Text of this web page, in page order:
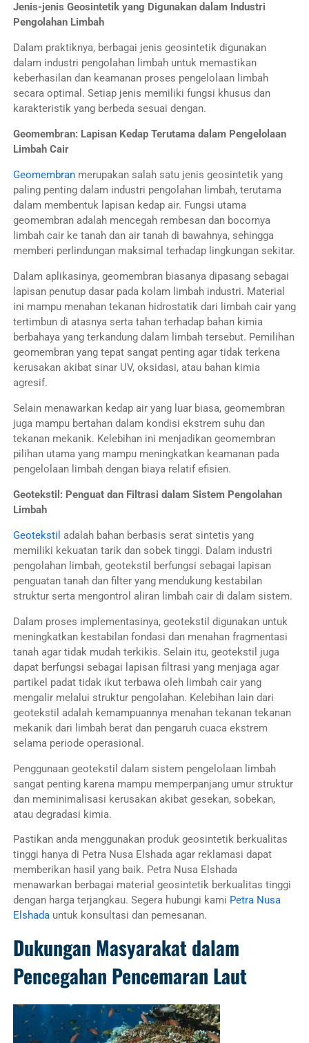
Jenis-jenis Geosintetik yang Digunakan dalam Industri
Pengolahan Limbah
Dalam praktiknya, berbagai jenis geosintetik digunakan
dalam industri pengolahan limbah untuk memastikan
keberhasilan dan keamanan proses pengelolaan limbah
secara optimal. Setiap jenis memiliki fungsi khusus dan
karakteristik yang berbeda sesuai dengan.
Geomembran: Lapisan Kedap Terutama dalam Pengelolaan
Limbah Cair
Geomembranmerupakan salah satu jenis geosintetik yang
paling penting dalam industri pengolahan limbah, terutama
dalam membentuk lapisan kedap air. Fungsi utama
geomembran adalah mencegah rembesan dan bocornya
limbah cair ke tanah dan air tanah di bawahnya, sehingga
memberi perlindungan maksimal terhadap lingkungan sekitar.
Dalam aplikasinya, geomembran biasanya dipasang sebagai
lapisan penutup dasar pada kolam limbah industri. Material
ini mampu menahan tekanan hidrostatik dari limbah cair yang
tertimbun di atasnya serta tahan terhadap bahan kimia
berbahaya yang terkandung dalam limbah tersebut. Pemilihan
geomembran yang tepat sangat penting agar tidak terkena
kerusakan akibat sinar UV, oksidasi, atau bahan kimia
agresif.
Selain menawarkan kedap air yang luar biasa, geomembran
juga mampu bertahan dalam kondisi ekstrem suhu dan
tekanan mekanik. Kelebihan ini menjadikan geomembran
pilihan utama yang mampu meningkatkan keamanan pada
pengelolaan limbah dengan biaya relatif efisien.
Geotekstil: Penguat dan Filtrasi dalam Sistem Pengolahan
Limbah
Geotekstil adalah bahan berbasis serat sintetis yang
memiliki kekuatan tarik dan sobek tinggi. Dalam industri
pengolahan limbah, geotekstil berfungsi sebagai lapisan
penguatan tanah dan filter yang mendukung kestabilan
struktur serta mengontrol aliran limbah cair di dalam sistem.
Dalam proses implementasinya, geotekstil digunakan untuk
meningkatkan kestabilan fondasi dan menahan fragmentasi
tanah agar tidak mudah terkikis. Selain itu, geotekstil juga
dapat berfungsi sebagai lapisan filtrasi yang menjaga agar
partikel padat tidak ikut terbawa oleh limbah cair yang
mengalir melalui struktur pengolahan. Kelebihan lain dari
geotekstil adalah kemampuannya menahan tekanan tekanan
mekanik dari limbah berat dan pengaruh cuaca ekstrem
selama periode operasional.
Penggunaan geotekstil dalam sistem pengelolaan limbah
sangat penting karena mampu memperpanjang umur struktur
dan meminimalisasi kerusakan akibat gesekan, sobekan,
atau degradasi kimia.
Pastikan anda menggunakan produk geosintetik berkualitas
tinggi hanya di Petra Nusa Elshada agar reklamasi dapat
memberikan hasil yang baik. Petra Nusa Elshada
menawarkan berbagai material geosintetik berkualitas tinggi
dengan harga terjangkau. Segera hubungi kami Petra Nusa
Elshadauntuk konsultasi dan pemesanan.
Dukungan Masyarakat dalam
Pencegahan Pencemaran Laut